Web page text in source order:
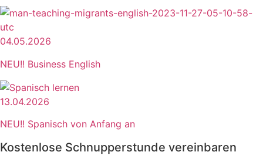
04.05.2026
NEU!! Business English
13.04.2026
NEU!! Spanisch von Anfang an
Kostenlose Schnupperstunde vereinbaren